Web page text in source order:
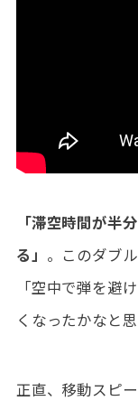
「滞空時間が半
る」 。このダブ
「空中で弾を避
くなったかなと思
正直、移動スピ